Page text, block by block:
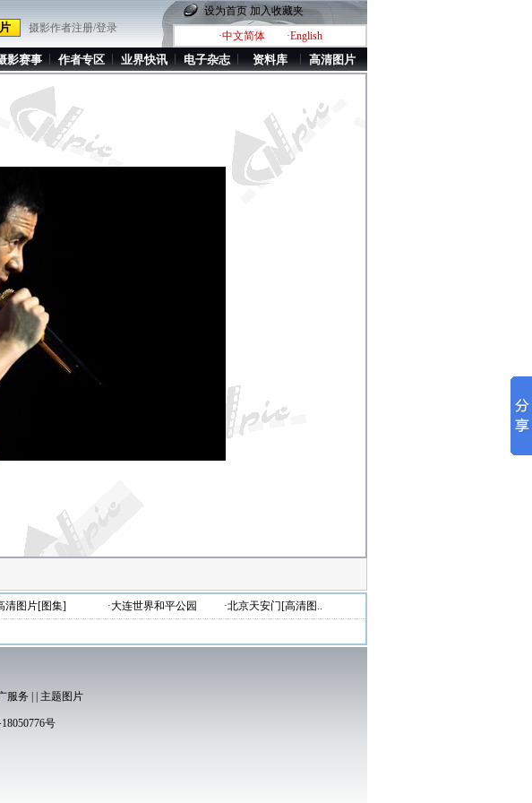
摄影作者注册/登录
设为首页 加入收藏夹
·中文简体
·English
影赛事 作者专区 业界快讯 电子杂志 资料库 高清图片
清图片[图集] ·大连世界和平公园
·北京天安门[高清图..
服务 主题图片
号